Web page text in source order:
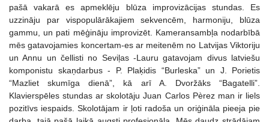
pašā vakarā es apmeklēju blūza improvizācijas stundas. Es
uzzināju par vispopulārākajiem sekvencēm, harmoniju, blūza
gammu, un pati mēģināju improvizēt. Kameransambļa nodarbībā
mēs gatavojamies koncertam-es ar meitenēm no Latvijas Viktoriju
un Annu un čellisti no Seviļas -Lauru gatavojam divus latviešu
komponistu skaņdarbus - P. Plaķidis “Burleska” un J. Porietis
“Mazliet skumīga dienā”, kā arī A. Dvoržāks “Bagatelli”.
Klavierspēles stundas ar skolotāju Juan Carlos Pèrez man ir liels
pozitīvs iespaids. Skolotājam ir ļoti radoša un oriģināla pieeja pie